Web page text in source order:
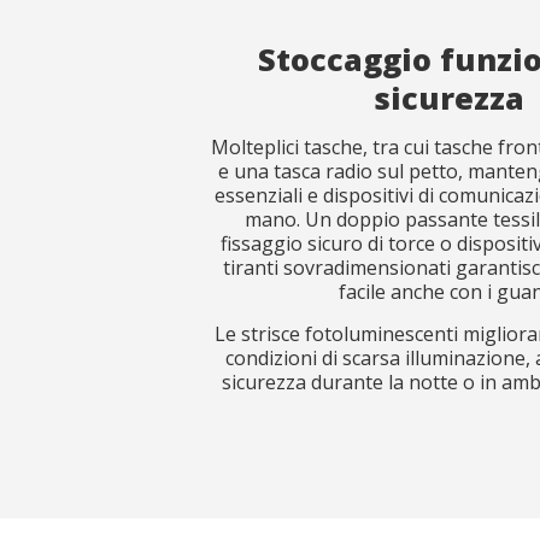
Stoccaggio
sicurezza
Molteplici tasche, tra cui tasche
e una tasca radio sul petto,
essenziali e dispositivi di
mano. Un doppio passante
fissaggio sicuro di torce o
tiranti sovradimensionati
facile anche con i
Le strisce fotoluminescenti
condizioni di scarsa illuminazione,
sicurezza durante la notte o in
Ho letto
EN ISO
EN ISO
Ho letto
EN ISO
EN ISO